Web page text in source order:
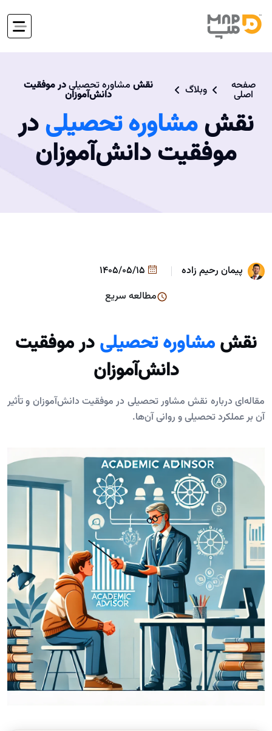
صفحه
اصلی وبلاگ نقش مشاوره تحصیلیدر موفقیت
دانش‌آموزان
نقشمشاوره تحصیلیدر
موفقیت دانش‌آموزان
پیمان رحیم زاده
مطالعه سریع
نقشمشاوره تحصیلیدر موفقیت
دانش‌آموزان
مقاله‌ای درباره نقش مشاور تحصیلی در موفقیت دانش‌آموزان و تأثیر
آن بر عملکرد تحصیلی و روانی آن‌ها.